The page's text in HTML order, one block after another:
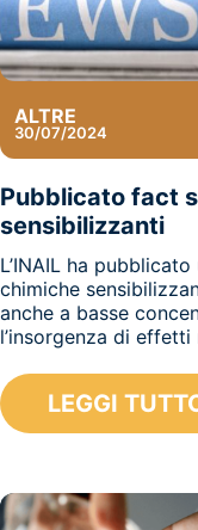
ALTRE
30/07/2024
Pubblicato fact
sensibilizzanti
L’INAIL ha
chimiche
anche a basse
l’insorgenza di
LEGGI